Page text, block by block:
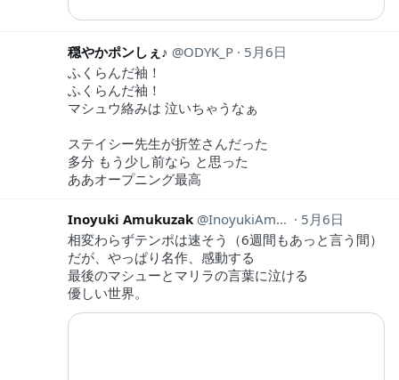
穏やかポンしぇ♪ ODYK_P
5月6日
ふくらんだ袖！
ふくらんだ袖！
マシュウ絡みは 泣いちゃうなぁ
ステイシー先生が折笠さんだった
多分 もう少し前なら と思った
ああオープニング最高
Inoyuki Amukuzak InoyukiAmukuzak
5月6日
相変わらずテンポは速そう（6週間もあっと言う間）
だが、やっぱり名作、感動する
最後のマシューとマリラの言葉に泣ける
優しい世界。